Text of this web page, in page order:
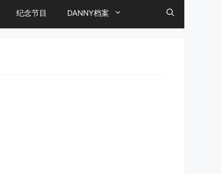
纪念节目 DANNY档案